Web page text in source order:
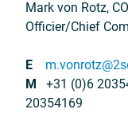
Mark von Rotz,
Officier/Chief
E
M +31 (0)6
20354169